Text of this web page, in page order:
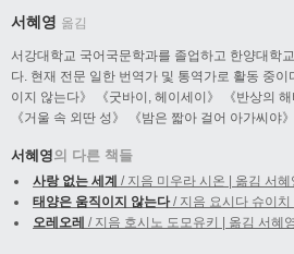
서혜영 옮김
서강대학교 국어국문학과를 졸업하고 한양대학
다. 현재 전문 일한 번역가 및 통역가로 활동 중
이지 않는다》 《굿바이, 헤이세이》 《반상의 해
《거울 속 외딴 성》 《밤은 짧아 걸어 아가씨야
서혜영의 다른 책들
사랑 없는 세계 / 지음 미우라 시온 | 옮김 서혜
태양은 움직이지 않는다/ 지음 요시다 슈이치
오레오레 / 지음 호시노 도모유키 | 옮김 서혜영